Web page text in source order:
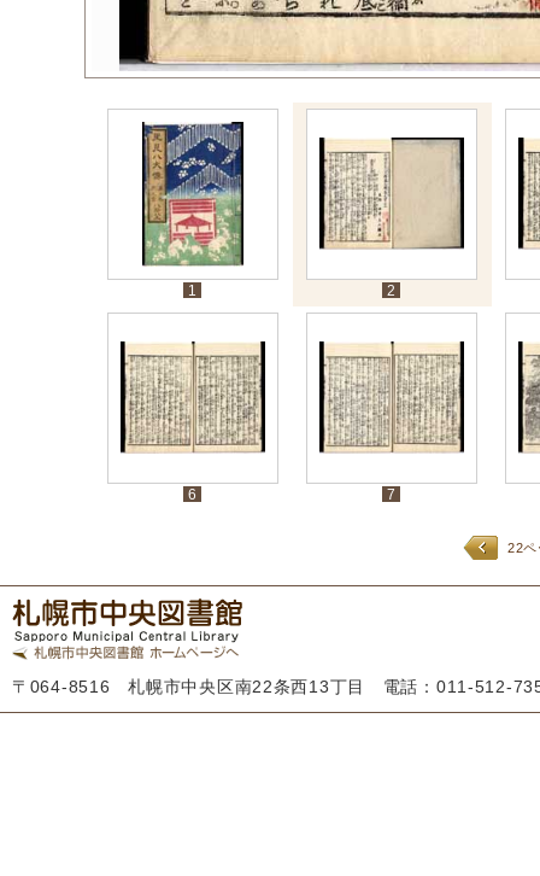
1 2
6 7
22ペ
〒064-8516 札幌市中央区南22条西13丁目 電話：011-512-